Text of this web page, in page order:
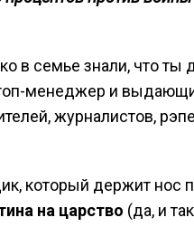
в семье знали, что ты
менеджер и
журналистов,
который держит нос
на царство (да, и